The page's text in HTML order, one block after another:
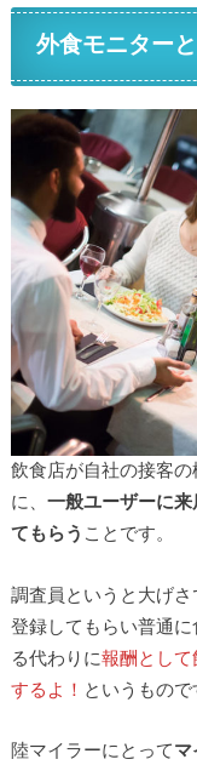
外食モニター
飲食店が自社の接客
に、 一般ユーザーに
てもらう ことです。
調査員というと大げ
登録してもらい普通
る代わりに報酬として
するよ！ というもので
陸マイラーにとって マ